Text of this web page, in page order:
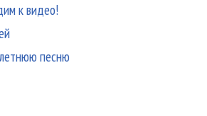
к видеo!
песню